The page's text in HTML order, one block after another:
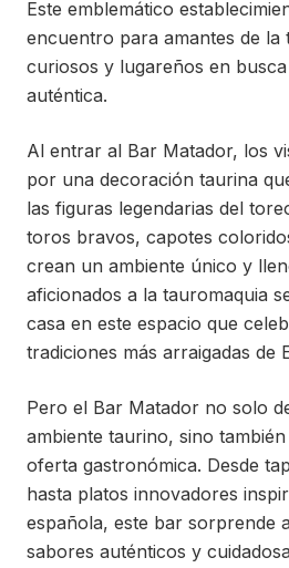
Este emblemático
encuentro para amantes de la
curiosos y lugareños en
auténtica.
Al entrar al Bar Matador, los
por una decoración taurina
las figuras legendarias del
toros bravos, capotes
crean un ambiente único y
aficionados a la tauromaquia
casa en este espacio que
tradiciones más arraigadas de
Pero el Bar Matador no solo
ambiente taurino, sino
oferta gastronómica. Desde
hasta platos innovadores
española, este bar sorprende
sabores auténticos y